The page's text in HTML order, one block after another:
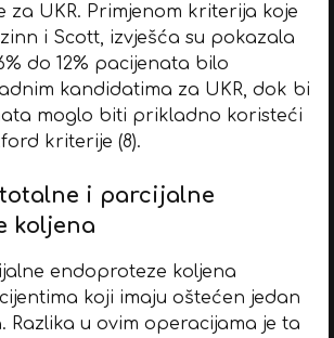
za UKR. Primjenom kriterija koje
i Scott, izvješća su pokazala
do 12% pacijenata bilo
kandidatima za UKR, dok bi
moglo biti prikladno koristeći
kriterije (8).
i parcijalne
koljena
endoproteze koljena
koji imaju oštećen jedan
Razlika u ovim operacijama je ta